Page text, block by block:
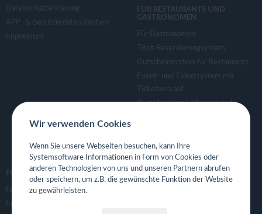
Datenschutzerklärung
APP- & Benutzerdaten löschen
Impressum
FÜR RESTAURANTS UND
GASTRONOMEN
Für Gastronomen
Tisch Reservierungsystem
Gutscheinsystem für Restaurants
Event- und Ticketsystem mit
Ticketverkauf
Bestellsystem Lieferung und
Eigene App für Restaurant
FOLGE UNS
Facebook
Instagram
Wir verwenden Cookies
Wenn Sie unsere Webseiten besuchen, kann Ihre
Systemsoftware Informationen in Form von Cookies oder
anderen Technologien von uns und unseren Partnern abrufen
oder speichern, um z.B. die gewünschte Funktion der Website
zu gewährleisten.